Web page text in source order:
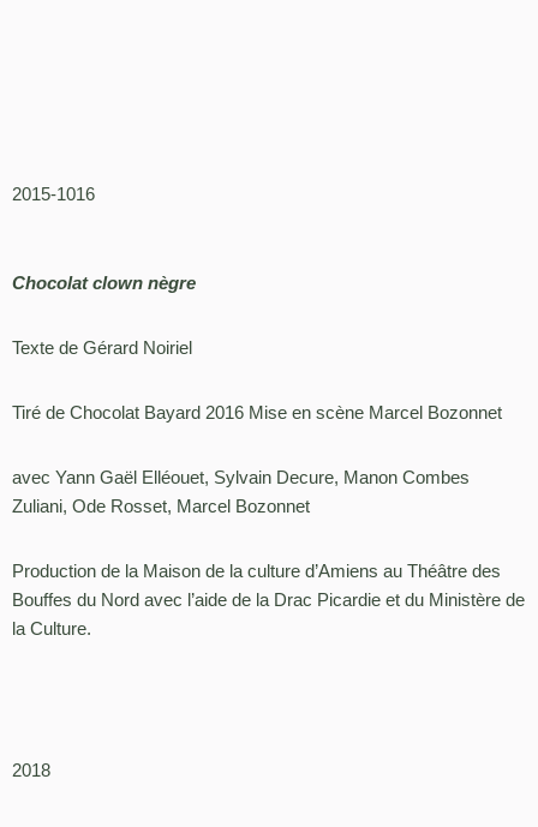
2015-1016
Chocolat clown nègre
Texte de Gérard Noiriel
Tiré de Chocolat Bayard 2016 Mise en scène Marcel Bozonnet
avec Yann Gaël Elléouet, Sylvain Decure, Manon Combes
Zuliani, Ode Rosset, Marcel Bozonnet
Production de la Maison de la culture d’Amiens au Théâtre des
Bouffes du Nord avec l’aide de la Drac Picardie et du Ministère de
la Culture.
2018